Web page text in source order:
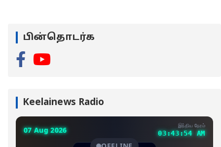
பின்தொடர்க
Keelainews Radio